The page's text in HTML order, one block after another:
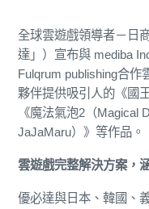
全球雲遊戲領導者－日
達」）宣布與 mediba
Fulqrum publishing合作
夥伴提供吸引人的《國
《魔法氣泡2（Magical
JaJaMaru）》等作品。
雲遊戲完整解決方案，
優必達與日本、韓國、